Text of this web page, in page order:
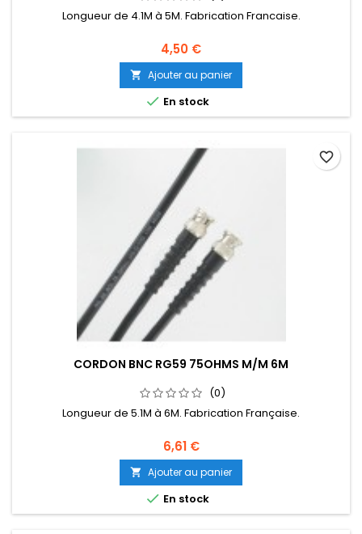
Longueur de 4.1M à 5M. Fabrication Francaise.
4,50 €
 Ajouter au panier
 En stock
CORDON BNC RG59 75OHMS M/M 6M
(0)
Longueur de 5.1M à 6M. Fabrication Française.
6,61 €
 Ajouter au panier
 En stock
favorite_border